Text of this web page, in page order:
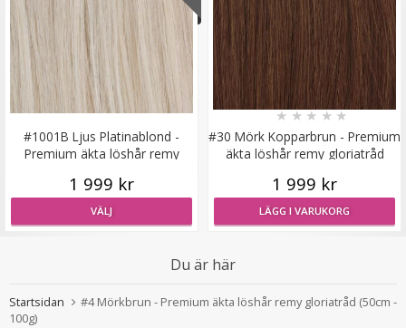
Syntetiskt löshår Gloriatråd rakt - Svart #1
199 kr
VÄLJ
#1001B Ljus Platinablond -
Premium äkta löshår remy
1 999 kr
VÄLJ
#30 Mörk Kopparbrun - Premium
äkta löshår remy gloriatråd
★★★★★
1 999 kr
LÄGG I VARUKORG
Du är här
Startsidan
#4 Mörkbrun - Premium äkta löshår remy gloriatråd (50cm -
100g)